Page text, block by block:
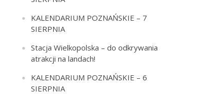
KALENDARIUM POZNAŃSKIE – 7
SIERPNIA
Stacja Wielkopolska – do odkrywania
atrakcji na landach!
KALENDARIUM POZNAŃSKIE – 6
SIERPNIA